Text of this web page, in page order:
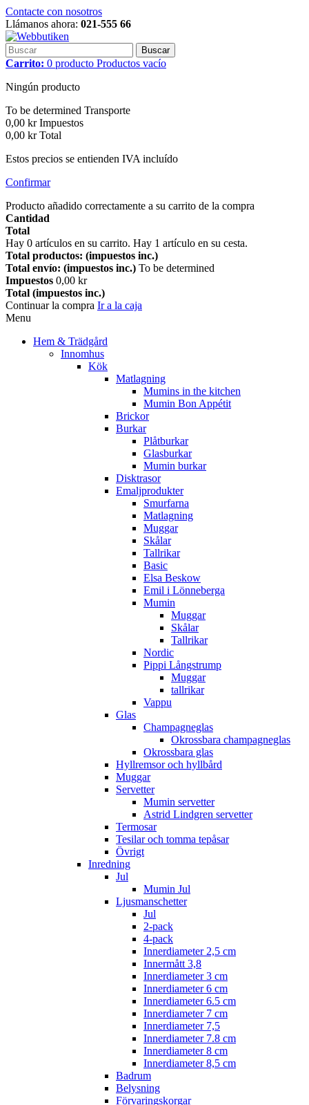
Contacte con nosotros
Llámanos ahora: 021-555 66
Buscar
Carrito: 0 producto Productos vacío
Ningún producto
To be determined Transporte
0,00 kr Impuestos
0,00 kr Total
Estos precios se entienden IVA incluído
Confirmar
Producto añadido correctamente a su carrito de la compra
Cantidad
Total
Hay 0 artículos en su carrito. Hay 1 artículo en su cesta.
Total productos: (impuestos inc.)
Total envío: (impuestos inc.) To be determined
Impuestos 0,00 kr
Total (impuestos inc.)
Continuar la compra Ir a la caja
Menu
Hem & Trädgård
Innomhus
Kök
Matlagning
Mumins in the kitchen
Mumin Bon Appétit
Brickor
Burkar
Plåtburkar
Glasburkar
Mumin burkar
Disktrasor
Emaljprodukter
Smurfarna
Matlagning
Muggar
Skålar
Tallrikar
Basic
Elsa Beskow
Emil i Lönneberga
Mumin
Muggar
Skålar
Tallrikar
Nordic
Pippi Långstrump
Muggar
tallrikar
Vappu
Glas
Champagneglas
Okrossbara champagneglas
Okrossbara glas
Hyllremsor och hyllbård
Muggar
Servetter
Mumin servetter
Astrid Lindgren servetter
Termosar
Tesilar och tomma tepåsar
Övrigt
Inredning
Jul
Mumin Jul
Ljusmanschetter
Jul
2-pack
4-pack
Innerdiameter 2,5 cm
Innermått 3,8
Innerdiameter 3 cm
Innerdiameter 6 cm
Innerdiameter 6.5 cm
Innerdiameter 7 cm
Innerdiameter 7,5
Innerdiameter 7.8 cm
Innerdiameter 8 cm
Innerdiameter 8,5 cm
Badrum
Belysning
Förvaringskorgar